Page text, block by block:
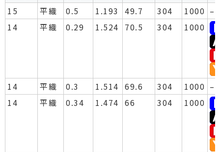
15 平織 0.5 1.193 49.7 304 1000 –
14
平織 0.29 1.524 70.5 304 1000
14 平織 0.3 1.514 69.6 304 1000 –
14
平織 0.34 1.474 66 304 1000